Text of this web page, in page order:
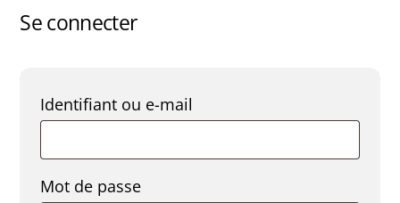
Se connecter
Identifiant ou e-mail
Mot de passe